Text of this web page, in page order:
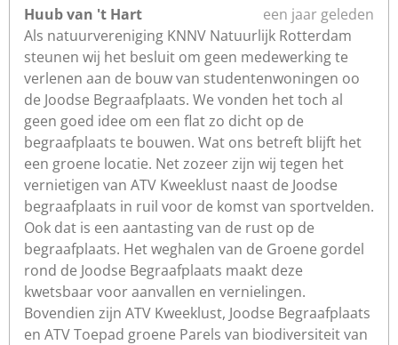
Huub van 't Hart
een jaar geleden
Als natuurvereniging KNNV Natuurlijk Rotterdam
steunen wij het besluit om geen medewerking te
verlenen aan de bouw van studentenwoningen oo
de Joodse Begraafplaats. We vonden het toch al
geen goed idee om een flat zo dicht op de
begraafplaats te bouwen. Wat ons betreft blijft het
een groene locatie. Net zozeer zijn wij tegen het
vernietigen van ATV Kweeklust naast de Joodse
begraafplaats in ruil voor de komst van sportvelden.
Ook dat is een aantasting van de rust op de
begraafplaats. Het weghalen van de Groene gordel
rond de Joodse Begraafplaats maakt deze
kwetsbaar voor aanvallen en vernielingen.
Bovendien zijn ATV Kweeklust, Joodse Begraafplaats
en ATV Toepad groene Parels van biodiversiteit van